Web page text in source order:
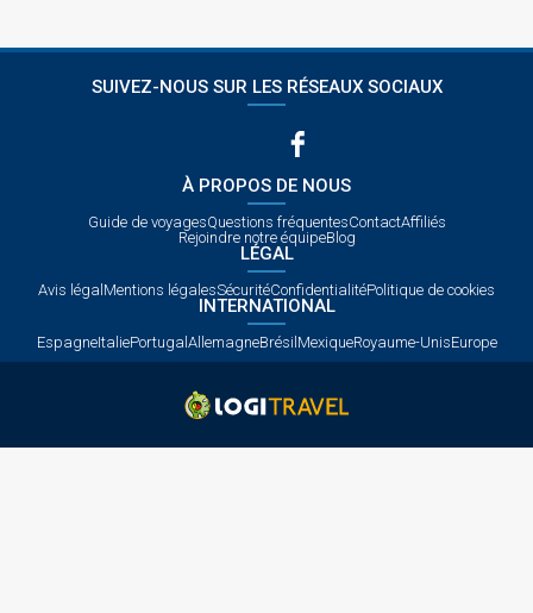
SUIVEZ-NOUS SUR LES RÉSEAUX SOCIAUX
À PROPOS DE NOUS
Guide de voyagesQuestions fréquentesContactAffiliés
Rejoindre notre équipeBlog
LÉGAL
Avis légal Mentions légalesSécuritéConfidentialitéPolitique de cookies
INTERNATIONAL
EspagneItaliePortugal AllemagneBrésil MexiqueRoyaume-UnisEurope